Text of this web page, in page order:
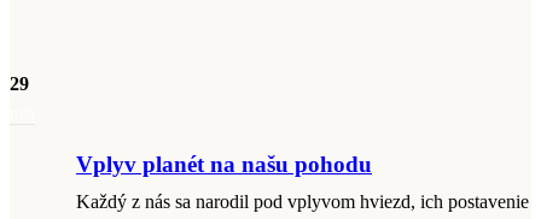
29
Vplyv planét na našu pohodu
Každý z nás sa narodil pod vplyvom hviezd, ich postavenie